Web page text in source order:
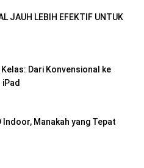
JAUH LEBIH EFEKTIF UNTUK
Dari Konvensional ke
Indoor, Manakah yang Tepat